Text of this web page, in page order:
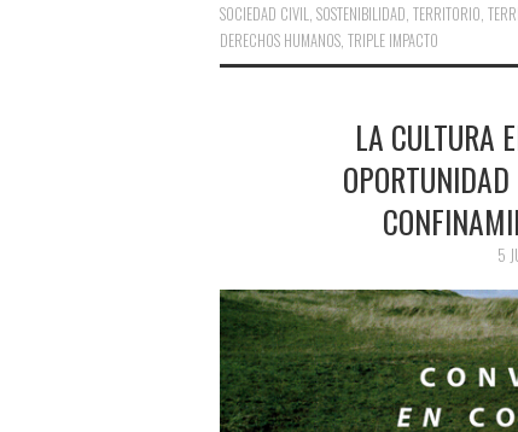
SOCIEDAD CIVIL SOSTENIBILIDAD TERRITORIO
DERECHOS HUMANOS TRIPLE IMPACTO
LA CULTURA
5